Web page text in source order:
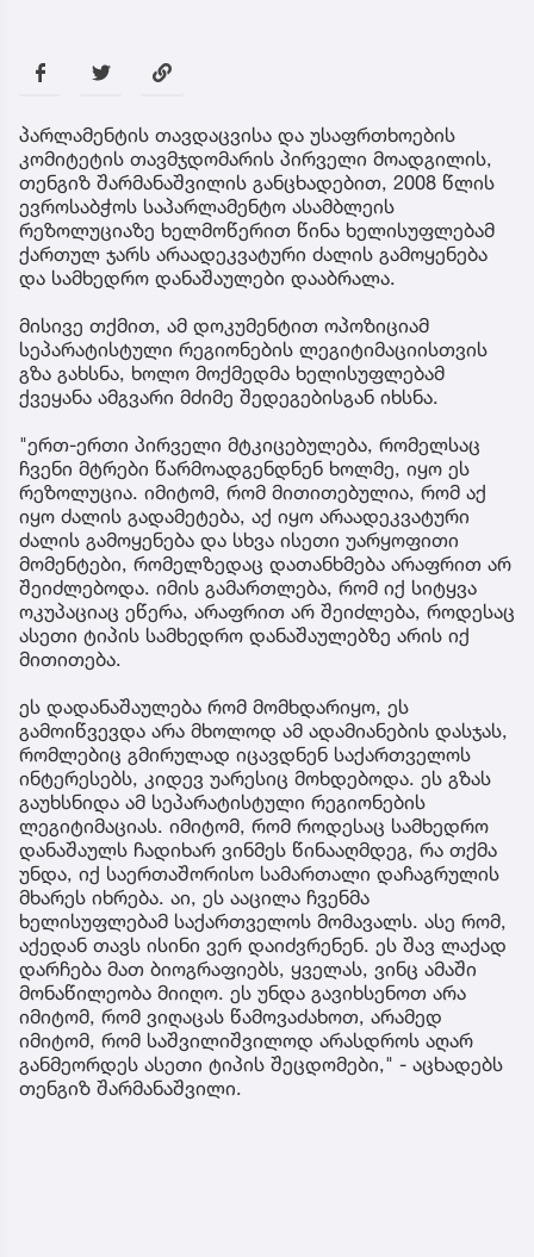
პარლამენტის თავდაცვისა და უსაფრთხოების
კომიტეტის თავმჯდომარის პირველი მოადგილის,
თენგიზ შარმანაშვილის განცხადებით, 2008 წლის
ევროსაბჭოს საპარლამენტო ასამბლეის
რეზოლუციაზე ხელმოწერით წინა ხელისუფლებამ
ქართულ ჯარს არაადეკვატური ძალის გამოყენება
და სამხედრო დანაშაულები დააბრალა.
მისივე თქმით, ამ დოკუმენტით ოპოზიციამ
სეპარატისტული რეგიონების ლეგიტიმაციისთვის
გზა გახსნა, ხოლო მოქმედმა ხელისუფლებამ
ქვეყანა ამგვარი მძიმე შედეგებისგან იხსნა.
"ერთ-ერთი პირველი მტკიცებულება, რომელსაც
ჩვენი მტრები წარმოადგენდნენ ხოლმე, იყო ეს
რეზოლუცია. იმიტომ, რომ მითითებულია, რომ აქ
იყო ძალის გადამეტება, აქ იყო არაადეკვატური
ძალის გამოყენება და სხვა ისეთი უარყოფითი
მომენტები, რომელზედაც დათანხმება არაფრით არ
შეიძლებოდა. იმის გამართლება, რომ იქ სიტყვა
ოკუპაციაც ეწერა, არაფრით არ შეიძლება, როდესაც
ასეთი ტიპის სამხედრო დანაშაულებზე არის იქ
მითითება.
ეს დადანაშაულება რომ მომხდარიყო, ეს
გამოიწვევდა არა მხოლოდ ამ ადამიანების დასჯას,
რომლებიც გმირულად იცავდნენ საქართველოს
ინტერესებს, კიდევ უარესიც მოხდებოდა. ეს გზას
გაუხსნიდა ამ სეპარატისტული რეგიონების
ლეგიტიმაციას. იმიტომ, რომ როდესაც სამხედრო
დანაშაულს ჩადიხარ ვინმეს წინააღმდეგ, რა თქმა
უნდა, იქ საერთაშორისო სამართალი დაჩაგრულის
მხარეს იხრება. აი, ეს ააცილა ჩვენმა
ხელისუფლებამ საქართველოს მომავალს. ასე რომ,
აქედან თავს ისინი ვერ დაიძვრენენ. ეს შავ ლაქად
დარჩება მათ ბიოგრაფიებს, ყველას, ვინც ამაში
მონაწილეობა მიიღო. ეს უნდა გავიხსენოთ არა
იმიტომ, რომ ვიღაცას წამოვაძახოთ, არამედ
იმიტომ, რომ საშვილიშვილოდ არასდროს აღარ
განმეორდეს ასეთი ტიპის შეცდომები," - აცხადებს
თენგიზ შარმანაშვილი.